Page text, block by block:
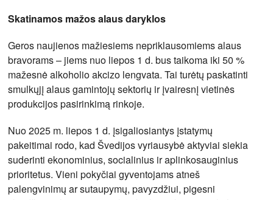
Skatinamos mažos alaus daryklos
Geros naujienos mažiesiems nepriklausomiems alaus
bravorams – jiems nuo liepos 1 d. bus taikoma iki 50 %
mažesnė alkoholio akcizo lengvata. Tai turėtų paskatinti
smulkųjį alaus gamintojų sektorių ir įvairesnį vietinės
produkcijos pasirinkimą rinkoje.
Nuo 2025 m. liepos 1 d. įsigaliosiantys įstatymų
pakeitimai rodo, kad Švedijos vyriausybė aktyviai siekia
suderinti ekonominius, socialinius ir aplinkosauginius
prioritetus. Vieni pokyčiai gyventojams atneš
palengvinimų ar sutaupymų, pavyzdžiui, pigesni